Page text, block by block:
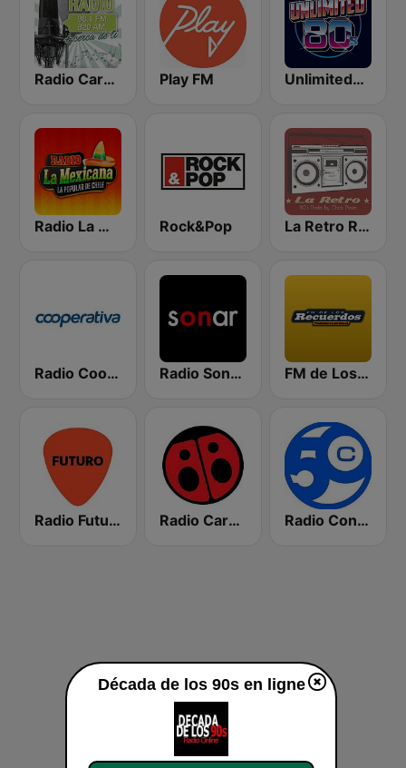
Radio Carabineros de Chile Play FM Unlimited80s
Radio La Mexicana Rock&Pop La Retro Radio
Radio Cooperativa Radio Sonar FM FM de Los Recuerdos
Radio Futuro FM Radio Carolina Radio Concierto
Década de los 90s en ligne